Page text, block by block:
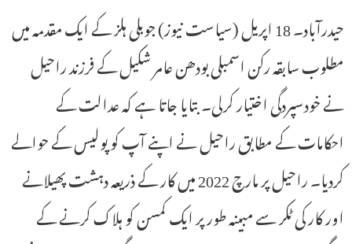
حیدرآباد۔ 18 اپریل (سیاست نیوز) جوبلی ہلز کے ایک مقدمہ میں
مطلوب سابقہ رکن اسمبلی بودھن عامر شکیل کے فرزند راحیل
نے خودسپردگی اختیار کرلی۔ بتایا جاتا ہے کہ عدالت کے
احکامات کے مطابق راحیل نے اپنے آپ کو پولیس کے حوالے
کردیا۔ راحیل پر مارچ 2022 میں کار کے ذریعہ دہشت پھیلانے
اور کار کی ٹکر سے مبینہ طور پر ایک کمسن کو ہلاک کرنے کے